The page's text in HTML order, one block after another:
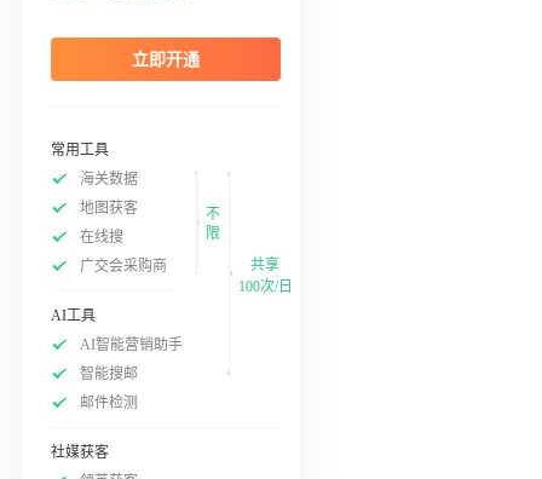
立即开通
常用工具
海关数据
地图获客
在线搜
广交会采购商
不
限
AI工具
AI智能营销助手
智能搜邮
邮件检测
社媒获客
共享
100次/日